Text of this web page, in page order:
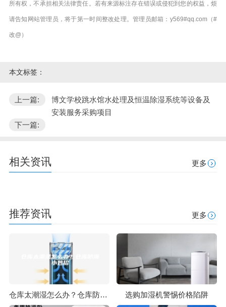
所有权，不承担相关法律责任。若有来源标注存在错误或侵犯到您的权益，烦
请告知网站管理员，将于第一时间整改处理。管理员邮箱：y569#qq.com（#
改@）
本文标签：
上一篇:
博文学校跳水馆水处理及恒温除湿系统等设备及
安装服务采购项目
下一篇:
相关资讯 更多
推荐资讯 更多
仓库太潮湿怎么办？仓库防潮小妙招 选购加湿机警惕价格陷阱